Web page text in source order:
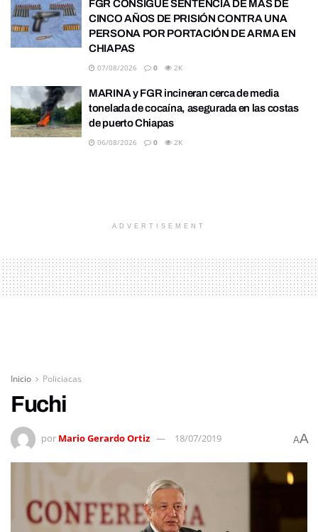
FGR CONSIGUE SENTENCIA DE MÁS DE
CINCO AÑOS DE PRISIÓN CONTRA UNA
PERSONA POR PORTACIÓN DE ARMA EN
CHIAPAS
07/08/2026 0 2K
MARINA y FGR incineran cerca de media
tonelada de cocaína, asegurada en las costas
de puerto Chiapas
06/08/2026 0 2K
ADVERTISEMENT
Inicio Policiacas
Fuchi
por Mario Gerardo Ortiz 18/07/2019 AA